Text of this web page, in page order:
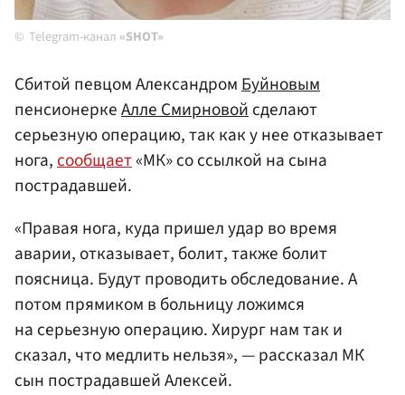
Telegram-канал «SHOT»
Сбитой певцом АлександромБуйновым
пенсионеркеАлле Смирновойсделают
серьезную операцию, так как у нее отказывает
нога,сообщает«МК» со ссылкой на сына
пострадавшей.
«Правая нога, куда пришел удар во время
аварии, отказывает, болит, также болит
поясница. Будут проводить обследование. А
потом прямиком в больницу ложимся
на серьезную операцию. Хирург нам так и
сказал, что медлить нельзя», — рассказал МК
сын пострадавшей Алексей.